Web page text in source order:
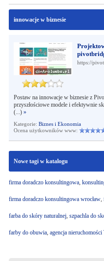
innowacje w biznesie
https://
Postaw na innowacje w biznesie z
przyszłościowe modele i efektywnie
(...) »
Kategorie: Biznes i Ekonomia
Ocena użytkowników www:
Nowe tagi w katalogu
firma doradczo konsultingowa,
firma doradczo konsultingowa wrocław,
farba do skóry naturalnej, szpachla do
farby do obuwia, agencja nieruchomości